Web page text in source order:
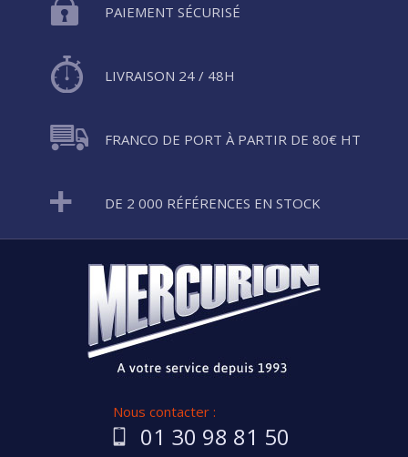
PAIEMENT SÉCURISÉ
LIVRAISON 24 / 48H
FRANCO DE PORT À PARTIR DE 80€ HT
DE 2 000 RÉFÉRENCES EN STOCK
Nous contacter :
01 30 98 81 50